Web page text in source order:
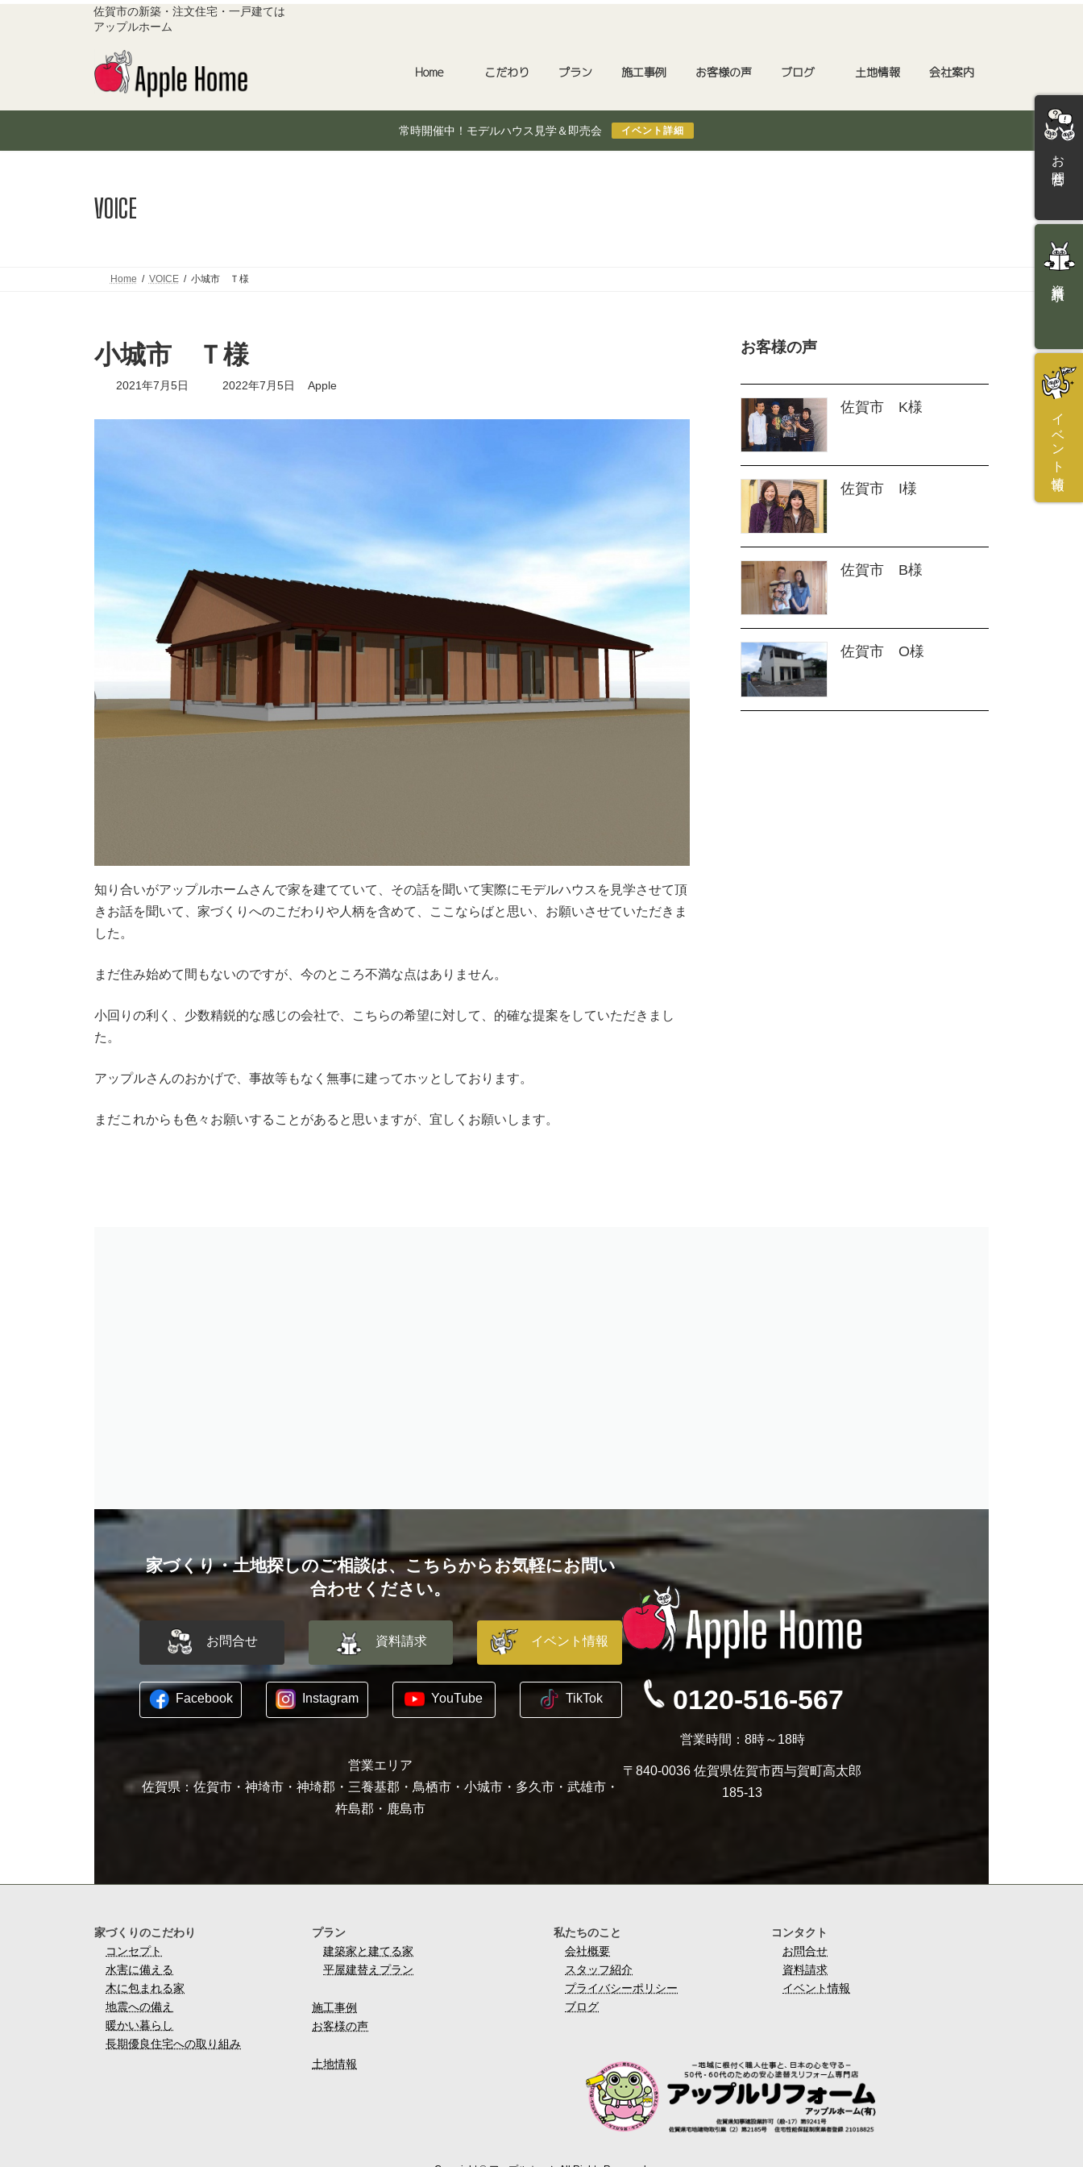
ス
ン
佐賀市の新築・注文住宅・一戸建ては
アップルホーム
Home こだわり プラン 施工事例 お客様の声 ブログ 土地情報 会社案内
常時開催中！モデルハウス見学＆即売会 イベント詳細
VOICE
Home VOICE 小城市 Ｔ様
小城市 Ｔ様
2021年7月5日
最
2022年7月5日 Apple
知り合いがアップルホームさんで家を建てていて、その話を聞いて実際にモデルハウスを見学させて頂
きお話を聞いて、家づくりへのこだわりや人柄を含めて、ここならばと思い、お願いさせていただきま
した。
まだ住み始めて間もないのですが、今のところ不満な点はありません。
小回りの利く、少数精鋭的な感じの会社で、こちらの希望に対して、的確な提案をしていただきまし
た。
アップルさんのおかげで、事故等もなく無事に建ってホッとしております。
まだこれからも色々お願いすることがあると思いますが、宜しくお願いします。
お客様の声
佐賀市 K様
佐賀市 I様
佐賀市 B様
佐賀市 O様
お問合せ
イベント情報
家づくり・土地探しのご相談は、こちらからお気軽にお問い
合わせください。
お問合せ 資料請求 イベント情報
Facebook Instagram YouTube TikTok
営業エリア
佐賀県：佐賀市・神埼市・神埼郡・三養基郡・鳥栖市・小城市・多久市・武雄市・
杵島郡・鹿島市
0120-516-567
営業時間：8時～18時
〒840-0036 佐賀県佐賀市西与賀町高太郎
185-13
家づくりのこだわり
コンセプト
水害に備える
木に包まれる家
地震への備え
暖かい暮らし
長期優良住宅への取り組み
プラン
建築家と建てる家
平屋建替えプラン
施工事例
お客様の声
土地情報
私たちのこと
会社概要
スタッフ紹介
プライバシーポリシー
ブログ
コンタクト
お問合せ
資料請求
イベント情報